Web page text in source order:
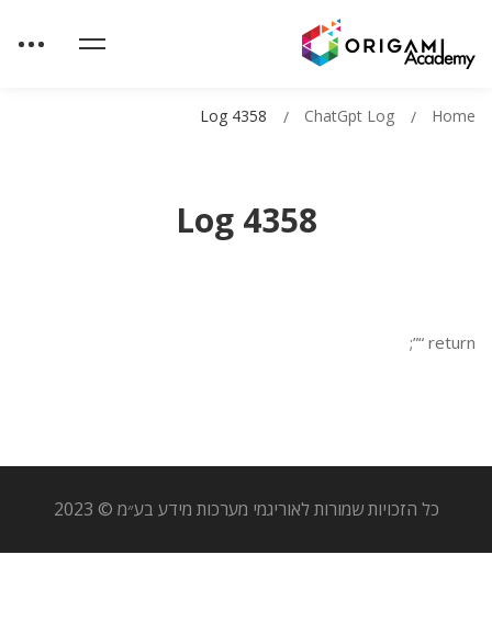
Log 4358
Home
ChatGpt Log
Log 4358
return “”;
כל הזכויות שמורות לאוריגמי מערכות מידע בע״מ © 2023